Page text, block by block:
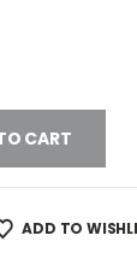
CART
ADD TO